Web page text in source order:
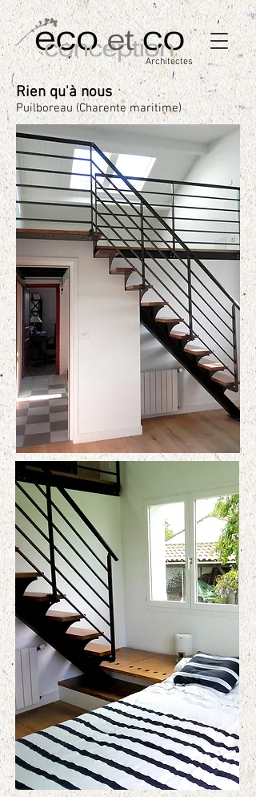
Architectes
Rien qu'à nous
Puilboreau (Charente maritime)